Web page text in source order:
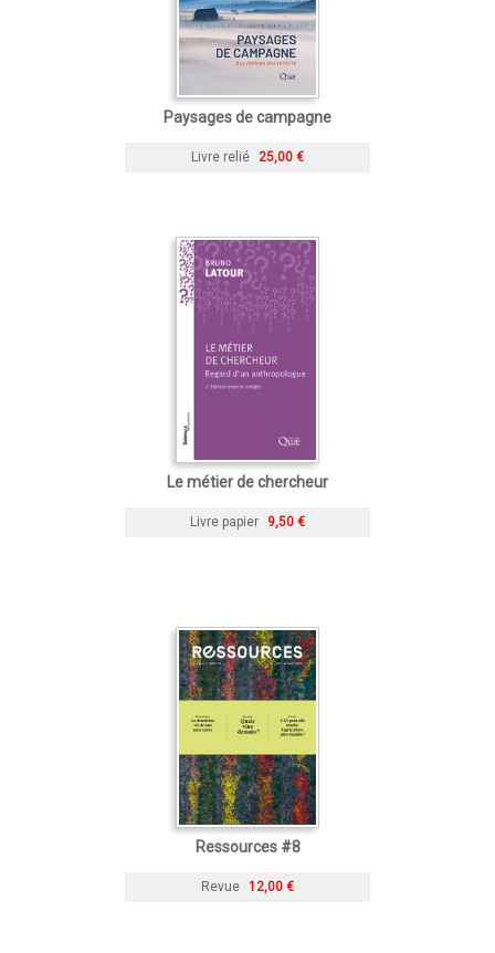
Paysages de campagne
Livre relié 25,00 €
Le métier de chercheur
Livre papier 9,50 €
Ressources #8
Revue 12,00 €